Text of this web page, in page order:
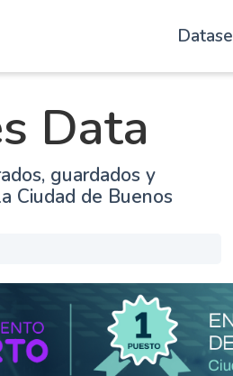
Data
guardados y
Ciudad de Buenos